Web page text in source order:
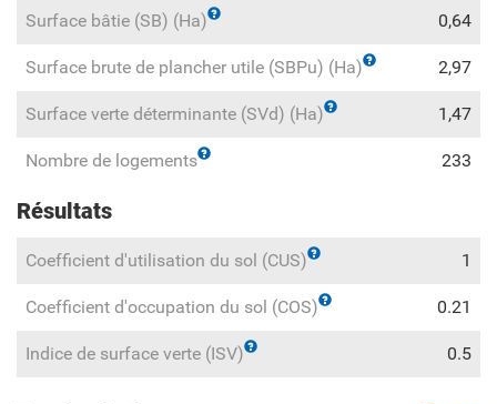
Surface bâtie (SB) (Ha) 0,64
Surface brute de plancher utile (SBPu) (Ha) 2,97
Surface verte déterminante (SVd) (Ha) 1,47
Nombre de logements 233
Résultats
Coefficient d'utilisation du sol (CUS) 1
Coefficient d'occupation du sol (COS) 0.21
Indice de surface verte (ISV) 0.5